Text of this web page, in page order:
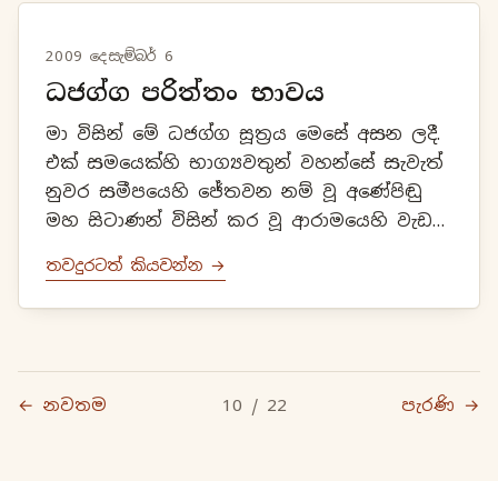
2009 දෙසැම්බර් 6
ධජග්ග පරිත්තං භාවය
මා විසින් මේ ධජග්ග සූත්‍රය මෙසේ අසන ලදී.
එක් සමයෙක්හි භාග්‍යවතුන් වහන්සේ සැවැත්
නුවර සමීපයෙහි ජේතවන නම් වූ අණේපිඬු
මහ සිටාණන් විසින් කර වූ ආරාමයෙහි වැඩ
බුදුරජාණන් වහන්සේ මහණෙනි, යි භික...
තවදුරටත් කියවන්න →
← නවතම 10 / 22 පැරණි →